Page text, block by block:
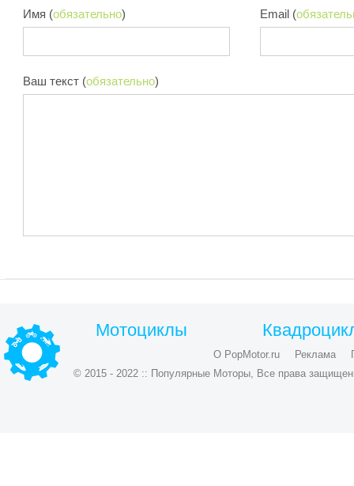
Имя (обязательно) Email (
Ваш текст (обязательно)
Мотоциклы
О PopMotor.ru Реклама
© 2015 - 2022 :: Популярные Моторы, Все права